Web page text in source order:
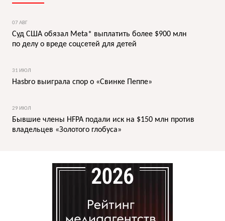
07 АВГ
Суд США обязал Meta* выплатить более $900 млн
по делу о вреде соцсетей для детей
31 ИЮЛ
Hasbro выиграла спор о «Свинке Пеппе»
29 ИЮЛ
Бывшие члены HFPA подали иск на $150 млн против
владельцев «Золотого глобуса»